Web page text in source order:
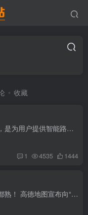
收藏
是新一代人工智能地图，是为用户提供智能路线规划及导航、地点查询、智能旅游等出行相关服务的平台，支持全局语音交互，AR实景导航等全新交互模式。致力于为用户提供更准确、更丰富、更易用的出...
1 4535 1444
不止路熟，吃喝玩乐行都熟！ 高德地图宣布向“出门好生活开放服务平台”升级，推出全新品牌Slogan：高德地图，哪儿都熟！ 不止路熟，你想要的路线也熟，酒店也熟，景区也熟，连找厕所也熟，高德...